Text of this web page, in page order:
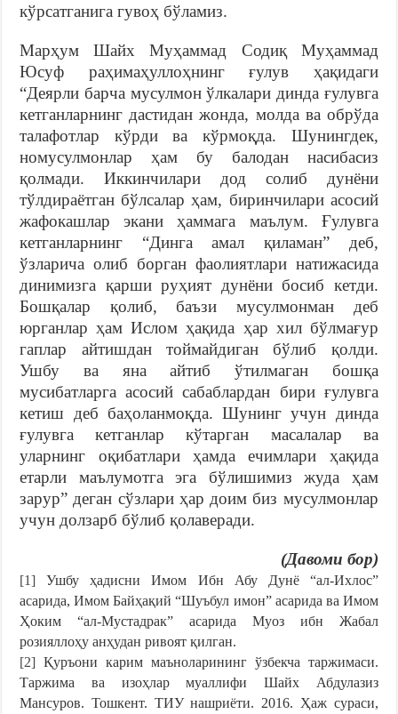
кўрсатганига гувоҳ бўламиз.
Марҳум Шайх Муҳаммад Содиқ Муҳаммад
Юсуф раҳимаҳуллоҳнинг ғулув ҳақидаги
“Деярли барча мусулмон ўлкалари динда ғулувга
кетганларнинг дастидан жонда, молда ва обрўда
талафотлар кўрди ва кўрмоқда. Шунингдек,
номусулмонлар ҳам бу балодан насибасиз
қолмади. Иккинчилари дод солиб дунёни
тўлдираётган бўлсалар ҳам, биринчилари асосий
жафокашлар экани ҳаммага маълум. Ғулувга
кетганларнинг “Динга амал қиламан” деб,
ўзларича олиб борган фаолиятлари натижасида
динимизга қарши руҳият дунёни босиб кетди.
Бошқалар қолиб, баъзи мусулмонман деб
юрганлар ҳам Ислом ҳақида ҳар хил бўлмағур
гаплар айтишдан тоймайдиган бўлиб қолди.
Ушбу ва яна айтиб ўтилмаган бошқа
мусибатларга асосий сабаблардан бири ғулувга
кетиш деб баҳоланмоқда. Шунинг учун динда
ғулувга кетганлар кўтарган масалалар ва
уларнинг оқибатлари ҳамда ечимлари ҳақида
етарли маълумотга эга бўлишимиз жуда ҳам
зарур” деган сўзлари ҳар доим биз мусулмонлар
учун долзарб бўлиб қолаверади.
(Давоми бор)
[1] Ушбу ҳадисни Имом Ибн Абу Дунё “ал-Ихлос”
асарида, Имом Байҳақий “Шуъбул имон” асарида ва Имом
Ҳоким “ал-Мустадрак” асарида Муоз ибн Жабал
розияллоҳу анҳудан ривоят қилган.
[2] Қуръони карим маъноларининг ўзбекча таржимаси.
Таржима ва изоҳлар муаллифи Шайх Абдулазиз
Мансуров. Тошкент. ТИУ нашриёти. 2016. Ҳаж сураси,